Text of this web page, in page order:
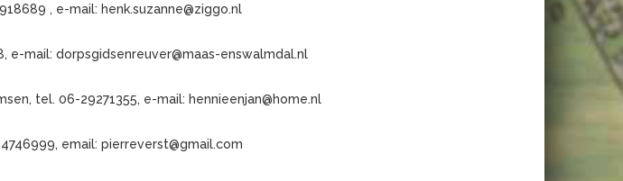
, e-mail: henk.suzanne@ziggo.nl
e-mail: dorpsgidsenreuver@maas-enswalmdal.nl
tel. 06-29271355, e-mail: hennieenjan@home.nl
email: pierreverst@gmail.com